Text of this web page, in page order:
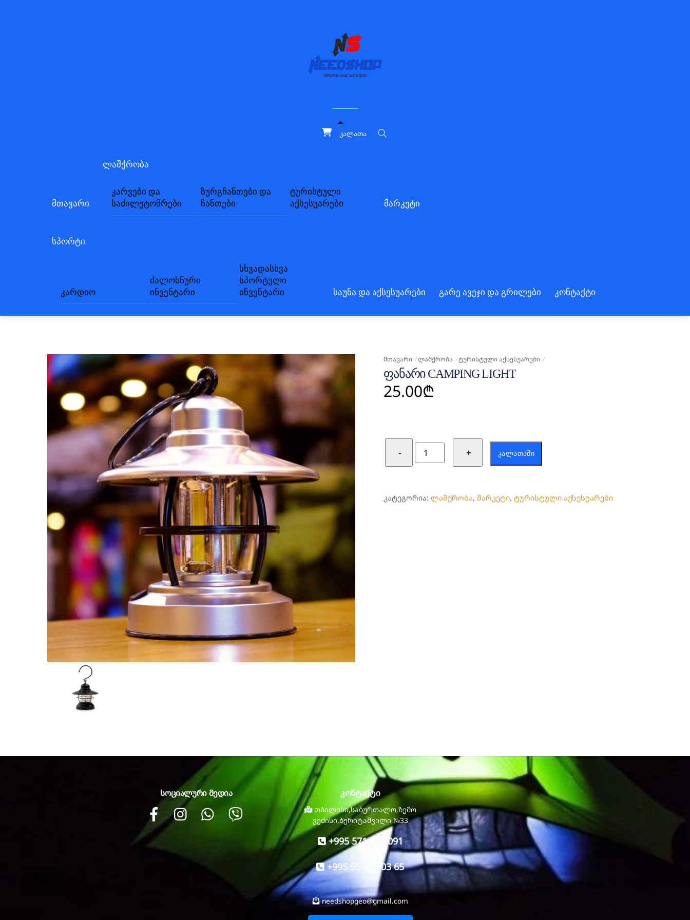
კალათა
მთავარი
ლაშქრობა
კარვები და
საძილეტომრები
ზურგჩანთები და
ჩანთები
ტურისტული
აქსესუარები
მარკეტი
სპორტი
კარდიო
ძალოსნური
ინვენტარი
სხვადასხვა
სპორტული
ინვენტარი
საუნა და აქსესუარები გარე ავეჯი და გრილები კონტაქტი
ᲛᲗᲐᲕᲐᲠᲘ ᲚᲐᲨᲥᲠᲝᲑᲐ ᲢᲣᲠᲘᲡᲢᲣᲚᲘ ᲐᲥᲡᲔᲡᲣᲐᲠᲔᲑᲘ
ᲤᲐᲜᲐᲠᲘ CAMPING LIGHT
25.00₾
−
რაოდენობა:
ფანარი
+ ᲙᲐᲚᲐᲗᲐᲨᲘ
ᲙᲐᲢᲔᲒᲝᲠᲘᲐ:ლაშქრობა,მარკეტი,ტურისტული აქსესუარები
სოციალური მედია
Facebook instagram Whatsapp
კონტაქტი
თბილისი,საბურთალო,ზემო
ვეძისი,ბერიტაშვილი №33
+995 571 000 091
+995 557 00 03 65
needshopgeo@gmail.com